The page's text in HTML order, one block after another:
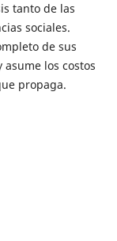
tanto de las
sociales.
de sus
los costos
propaga.